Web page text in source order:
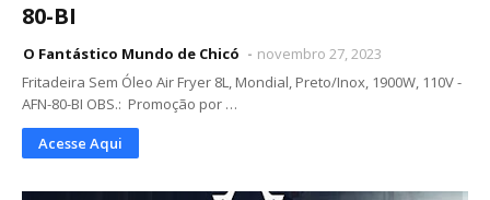
80-BI
O Fantástico Mundo de Chicó
novembro 27, 2023
Fritadeira Sem Óleo Air Fryer 8L, Mondial, Preto/Inox, 1900W, 110V -
AFN-80-BI OBS.: Promoção por …
Acesse Aqui